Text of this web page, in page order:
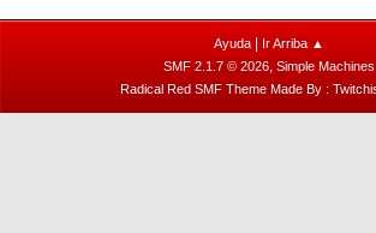
Ayuda
Ir Arriba ▲
SMF 2.1.7 © 2026, Simple Machines
Radical Red SMF Theme Made By :